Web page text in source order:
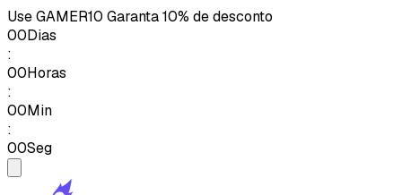
UseGAMER10 Garanta 10% de desconto
00Dias
:
00Horas
:
00Min
:
00Seg